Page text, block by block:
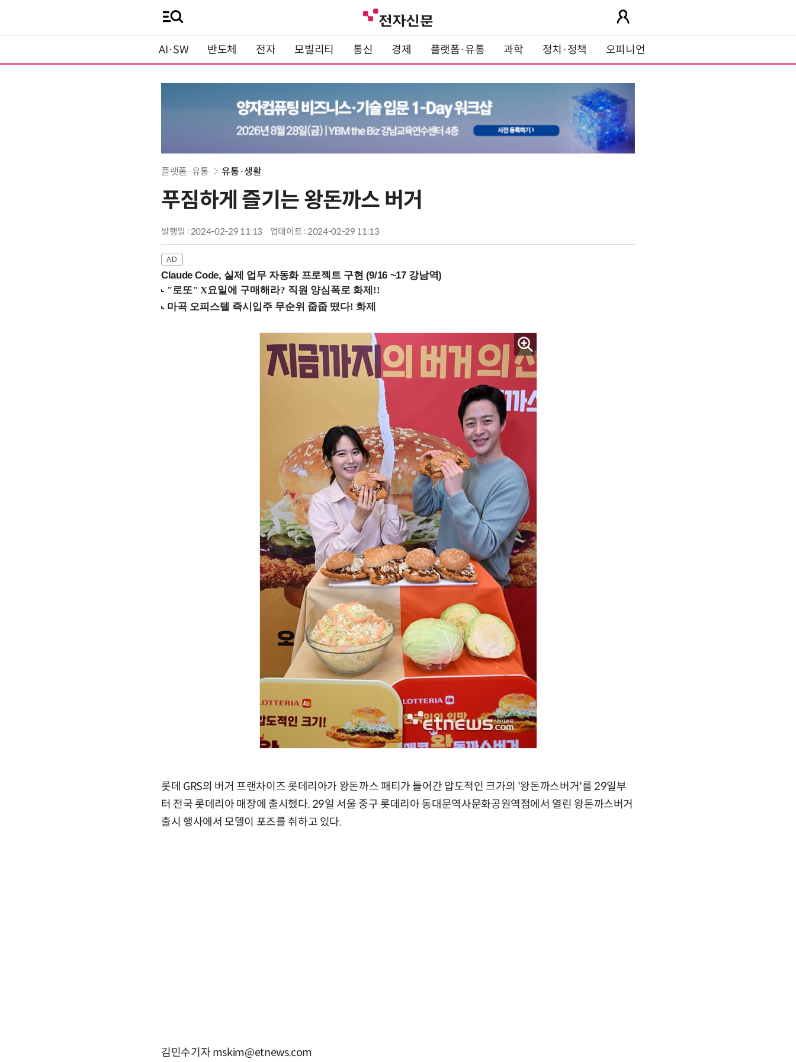
AI·SW 반도체 전자 모빌리티 통신 경제 플랫폼·유통 과학 정치·정책 오피니언
플랫폼·유통 유통·생활
푸짐하게 즐기는 왕돈까스 버거
발행일 : 2024-02-29 11:13 업데이트 : 2024-02-29 11:13
Claude Code, 실제 업무 자동화 프로젝트 구현 (9/16 ~17 강남역)
롯데 GRS의 버거 프랜차이즈 롯데리아가 왕돈까스 패티가 들어간 압도적인 크가의 '왕돈까스버거'를 29일부
터 전국 롯데리아 매장에 출시했다. 29일 서울 중구 롯데리아 동대문역사문화공원역점에서 열린 왕돈까스버거
출시 행사에서 모델이 포즈를 취하고 있다.
김민수기자 mskim@etnews.com